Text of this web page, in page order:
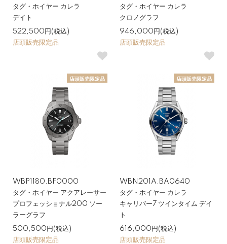
タグ・ホイヤー カレラ
デイト
522,500円(税込)
店頭販売限定品
タグ・ホイヤー カレラ
クロノグラフ
946,000円(税込)
店頭販売限定品
店頭販売限定品
WBP1180.BF0000
タグ・ホイヤー アクアレーサー
プロフェッショナル200 ソー
ラーグラフ
500,500円(税込)
店頭販売限定品
店頭販売限定品
WBN201A.BA0640
タグ・ホイヤー カレラ
キャリバー7 ツインタイム デイ
ト
616,000円(税込)
店頭販売限定品